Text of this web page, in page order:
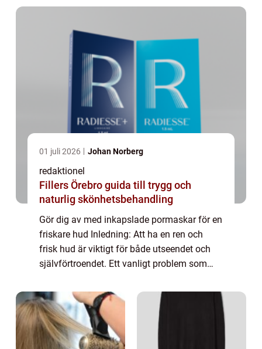
01 juli 2026 Johan Norberg
redaktionel
Fillers Örebro guida till trygg och
naturlig skönhetsbehandling
Gör dig av med inkapslade pormaskar för en
friskare hud Inledning: Att ha en ren och
frisk hud är viktigt för både utseendet och
självförtroendet. Ett vanligt problem som
inkapslade pormaskar. Dessa små, svarta
prickar ...